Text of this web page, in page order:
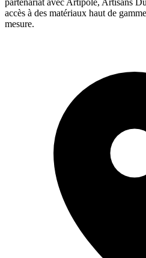
accès à des matériaux haut de
mesure.